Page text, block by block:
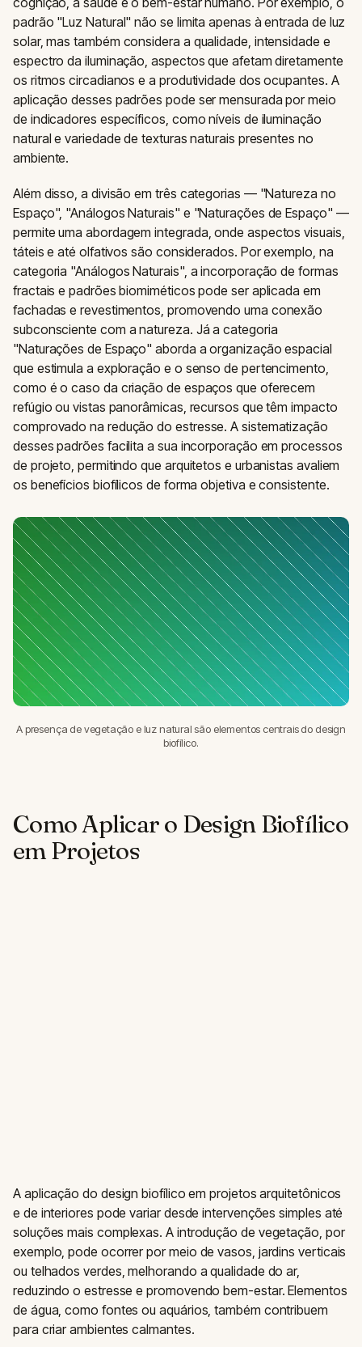
padrão "Luz Natural" não se limita apenas à entrada de luz
solar, mas também considera a qualidade, intensidade e
espectro da iluminação, aspectos que afetam diretamente
os ritmos circadianos e a produtividade dos ocupantes. A
aplicação desses padrões pode ser mensurada por meio
de indicadores específicos, como níveis de iluminação
natural e variedade de texturas naturais presentes no
ambiente.
Além disso, a divisão em três categorias — "Natureza no
Espaço", "Análogos Naturais" e "Naturações de Espaço" —
permite uma abordagem integrada, onde aspectos visuais,
táteis e até olfativos são considerados. Por exemplo, na
categoria "Análogos Naturais", a incorporação de formas
fractais e padrões biomiméticos pode ser aplicada em
fachadas e revestimentos, promovendo uma conexão
subconsciente com a natureza. Já a categoria
"Naturações de Espaço" aborda a organização espacial
que estimula a exploração e o senso de pertencimento,
como é o caso da criação de espaços que oferecem
refúgio ou vistas panorâmicas, recursos que têm impacto
comprovado na redução do estresse. A sistematização
desses padrões facilita a sua incorporação em processos
de projeto, permitindo que arquitetos e urbanistas avaliem
os benefícios biofílicos de forma objetiva e consistente.
A presença de vegetação e luz natural são elementos centrais do design
biofílico.
Como Aplicar o Design Biofílico
em Projetos
A aplicação do design biofílico em projetos arquitetônicos
e de interiores pode variar desde intervenções simples até
soluções mais complexas. A introdução de vegetação, por
exemplo, pode ocorrer por meio de vasos, jardins verticais
ou telhados verdes, melhorando a qualidade do ar,
reduzindo o estresse e promovendo bem-estar. Elementos
de água, como fontes ou aquários, também contribuem
para criar ambientes calmantes.